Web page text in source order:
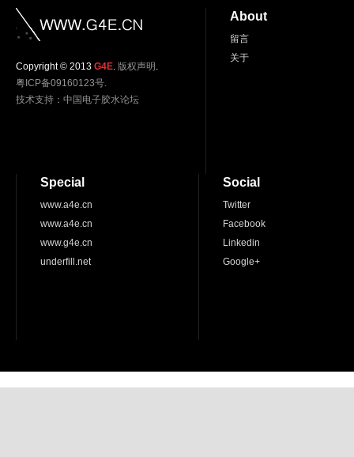
Copyright © 2013 G4E 版权声明
粤ICP备09160123号.
技术支持： 中国电子胶水论坛
About
留言
关于
Special
www.a4e.cn
www.a4e.cn
www.g4e.cn
underfill.net
Social
Twitter
Facebook
Linkedin
Google+